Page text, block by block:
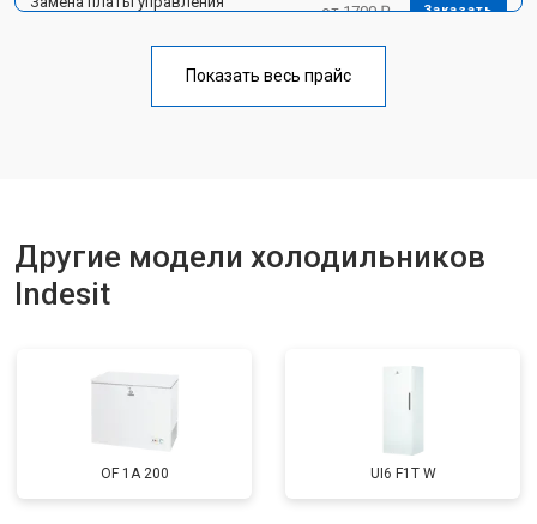
от 1700 ₽ Заказать
Ремонт/замена датчика
Замена термостата от 1700 ₽
Замена нагревателя испарителя от 2550 ₽ Заказать
Замена нагревателя оттайки
Устранение утечки хладагента
Показать весь прайс
Другие модели холодильников
Indesit
OF 1A 200 UI6 F1T W